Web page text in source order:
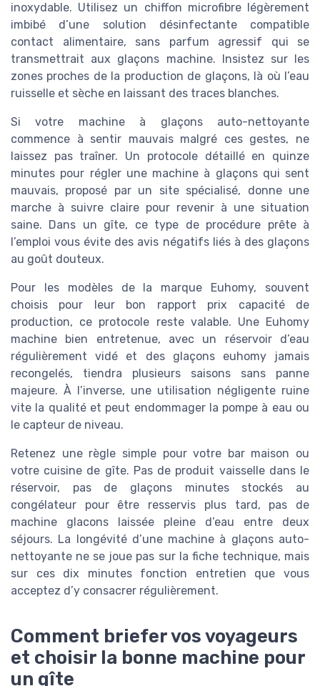
inoxydable. Utilisez un chiffon microfibre légèrement
imbibé d’une solution désinfectante compatible
contact alimentaire, sans parfum agressif qui se
transmettrait aux glaçons machine. Insistez sur les
zones proches de la production de glaçons, là où l’eau
ruisselle et sèche en laissant des traces blanches.
Si votre machine à glaçons auto-nettoyante
commence à sentir mauvais malgré ces gestes, ne
laissez pas traîner. Un protocole détaillé en quinze
minutes pour régler une machine à glaçons qui sent
mauvais, proposé par un site spécialisé, donne une
marche à suivre claire pour revenir à une situation
saine. Dans un gîte, ce type de procédure prête à
l’emploi vous évite des avis négatifs liés à des glaçons
au goût douteux.
Pour les modèles de la marque Euhomy, souvent
choisis pour leur bon rapport prix capacité de
production, ce protocole reste valable. Une Euhomy
machine bien entretenue, avec un réservoir d’eau
régulièrement vidé et des glaçons euhomy jamais
recongelés, tiendra plusieurs saisons sans panne
majeure. À l’inverse, une utilisation négligente ruine
vite la qualité et peut endommager la pompe à eau ou
le capteur de niveau.
Retenez une règle simple pour votre bar maison ou
votre cuisine de gîte. Pas de produit vaisselle dans le
réservoir, pas de glaçons minutes stockés au
congélateur pour être resservis plus tard, pas de
machine glacons laissée pleine d’eau entre deux
séjours. La longévité d’une machine à glaçons auto-
nettoyante ne se joue pas sur la fiche technique, mais
sur ces dix minutes fonction entretien que vous
acceptez d’y consacrer régulièrement.
Comment briefer vos voyageurs
et choisir la bonne machine pour
un gîte